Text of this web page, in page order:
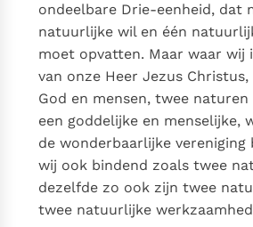
ondeelbare Drie-eenheid, dat
natuurlijke wil en één
moet opvatten. Maar waar wij
van onze Heer Jezus
God en mensen, twee
een goddelijke en menselijke,
de wonderbaarlijke vereniging
wij ook bindend zoals twee
dezelfde zo ook zijn twee
twee natuurlijke